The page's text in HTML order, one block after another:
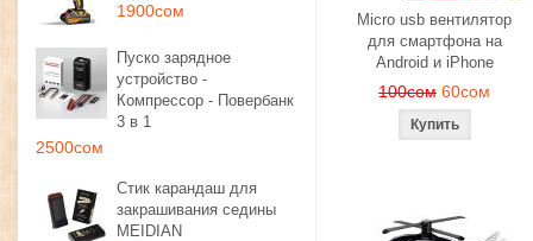
1900сом
Пуско зарядное
устройство -
Компрессор - Повербанк
3 в 1
2500сом
Стик карандаш для
закрашивания седины
MEIDIAN
Micro usb вентилятор
для смартфона на
Android и iPhone
100сом 60сом